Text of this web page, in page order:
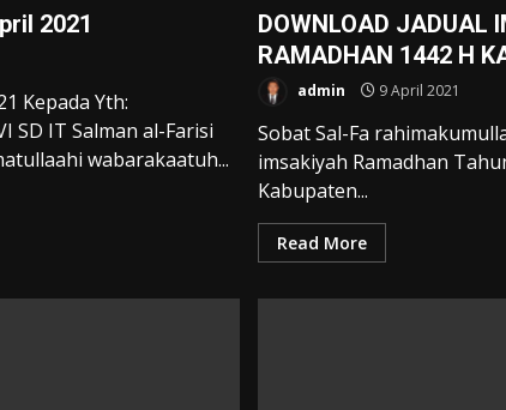
2021
Kepada Yth:
SD IT Salman al-Farisi
wabarakaatuh...
DOWNLOAD JADUAL
RAMADHAN 1442 H
admin 9 April 2021
Sobat Sal-Fa
imsakiyah Ramadhan
Kabupaten...
Read More